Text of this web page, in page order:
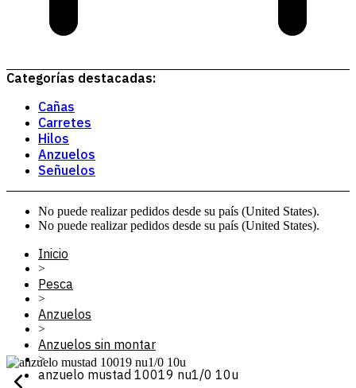
Categorías destacadas:
Cañas
Carretes
Hilos
Anzuelos
Señuelos
No puede realizar pedidos desde su país (United States).
No puede realizar pedidos desde su país (United States).
Inicio
>
Pesca
>
Anzuelos
>
Anzuelos sin montar
>
anzuelo mustad 10019 nu1/0 10u